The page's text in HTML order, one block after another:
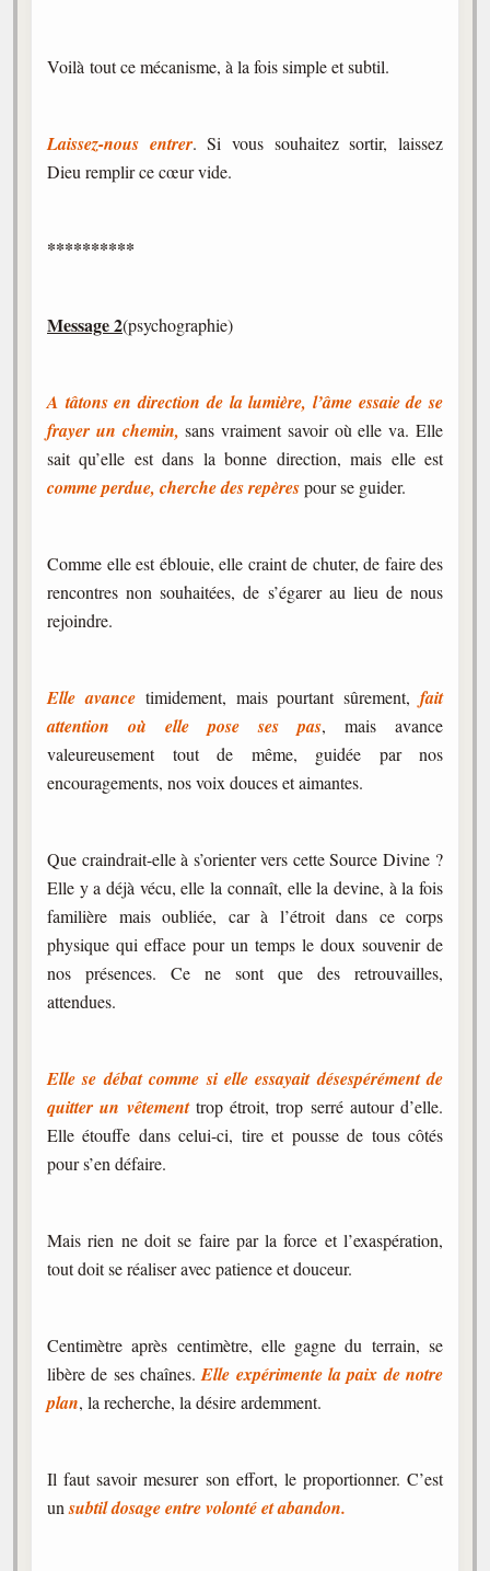
Voilà tout ce mécanisme, à la fois simple et subtil.
Laissez-nous entrer. Si vous souhaitez sortir, laissez
Dieu remplir ce cœur vide.
**********
Message 2(psychographie)
A tâtons en direction de la lumière, l’âme essaie de se
frayer un chemin, sans vraiment savoir où elle va. Elle
sait qu’elle est dans la bonne direction, mais elle est
comme perdue, cherche des repèrespour se guider.
Comme elle est éblouie, elle craint de chuter, de faire des
rencontres non souhaitées, de s’égarer au lieu de nous
rejoindre.
Elle avancetimidement, mais pourtant sûrement,fait
attention où elle pose ses pas, mais avance
valeureusement tout de même, guidée par nos
encouragements, nos voix douces et aimantes.
Que craindrait-elle à s’orienter vers cette Source Divine ?
Elle y a déjà vécu, elle la connaît, elle la devine, à la fois
familière mais oubliée, car à l’étroit dans ce corps
physique qui efface pour un temps le doux souvenir de
nos présences. Ce ne sont que des retrouvailles,
attendues.
Elle se débat comme si elle essayait désespérément de
quitter un vêtementtrop étroit, trop serré autour d’elle.
Elle étouffe dans celui-ci, tire et pousse de tous côtés
pour s’en défaire.
Mais rien ne doit se faire par la force et l’exaspération,
tout doit se réaliser avec patience et douceur.
Centimètre après centimètre, elle gagne du terrain, se
libère de ses chaînes.Elle expérimente la paix de notre
plan, la recherche, la désire ardemment.
Il faut savoir mesurer son effort, le proportionner. C’est
unsubtil dosage entre volonté et abandon.